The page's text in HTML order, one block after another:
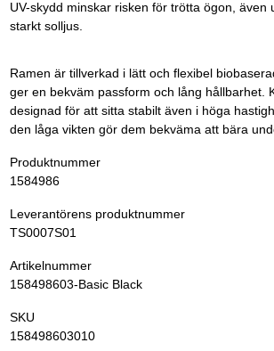
UV-skydd minskar risken för trötta ögon, även
starkt solljus.
Ramen är tillverkad i lätt och flexibel
ger en bekväm passform och lång hållbarhet.
designad för att sitta stabilt även i höga
den låga vikten gör dem bekväma att bära
Produktnummer
1584986
Leverantörens produktnummer
TS0007S01
Artikelnummer
158498603-Basic Black
SKU
158498603010